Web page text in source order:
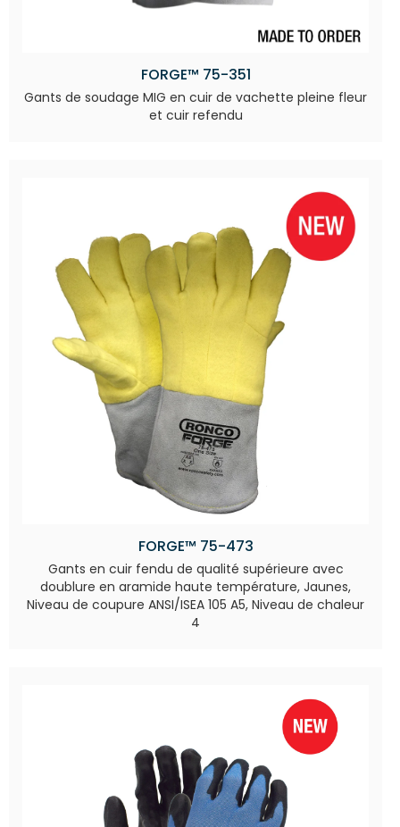
FORGE™ 75-351
Gants de soudage MIG en cuir de vachette pleine fleur
et cuir refendu
FORGE™ 75-473
Gants en cuir fendu de qualité supérieure avec
doublure en aramide haute température, Jaunes,
Niveau de coupure ANSI/ISEA 105 A5, Niveau de chaleur
4